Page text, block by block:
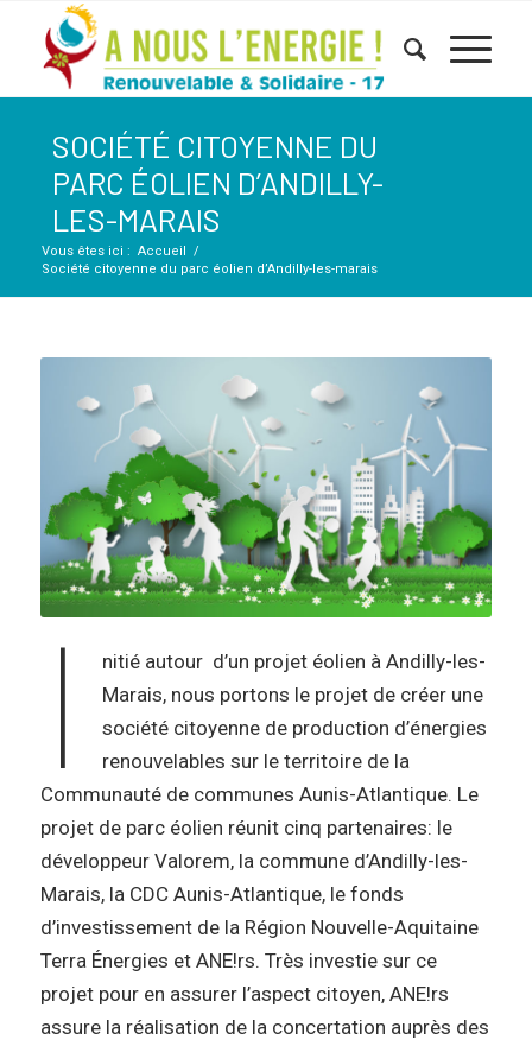
SOCIÉTÉ CITOYENNE DU
PARC ÉOLIEN D’ANDILLY-
LES-MARAIS
Vous êtes ici : Accueil /
Société citoyenne du parc éolien d’Andilly-les-marais
I
nitié autour d’un projet éolien à Andilly-les-
Marais, nous portons le projet de créer une
société citoyenne de production d’énergies
renouvelables sur le territoire de la
Communauté de communes Aunis-Atlantique. Le
projet de parc éolien réunit cinq partenaires: le
développeur Valorem, la commune d’Andilly-les-
Marais, la CDC Aunis-Atlantique, le fonds
d’investissement de la Région Nouvelle-Aquitaine
Terra Énergies et ANE!rs. Très investie sur ce
projet pour en assurer l’aspect citoyen, ANE!rs
assure la réalisation de la concertation auprès des